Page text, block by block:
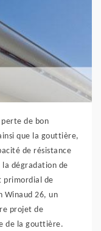
de bon
que la gouttière,
de résistance
la dégradation de
primordial de
Winaud 26, un
projet de
de la gouttière.